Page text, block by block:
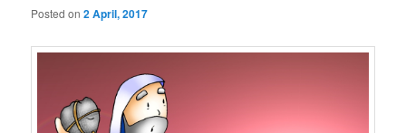
Posted on2 April, 2017